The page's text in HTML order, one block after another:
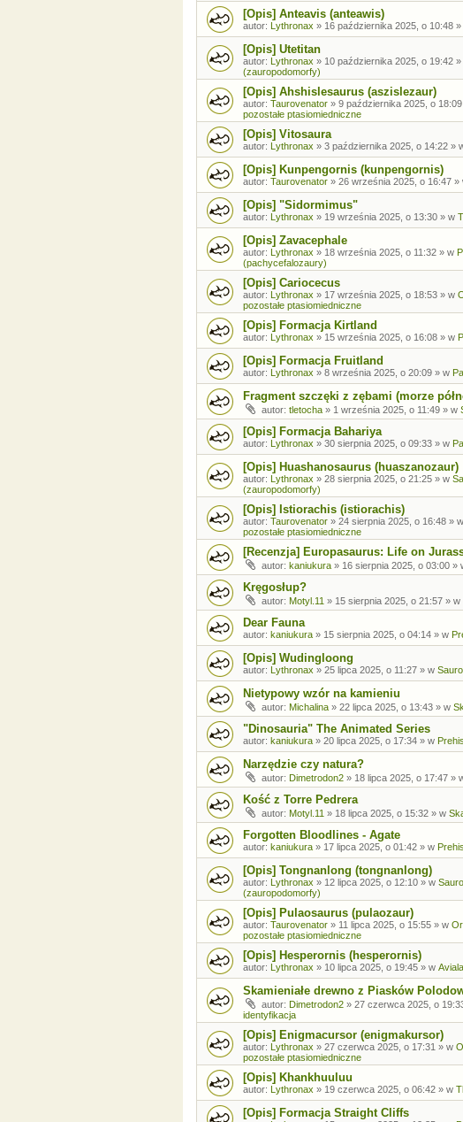
[Opis] Anteavis (anteawis)
autor: Lythronax » 16 października 2025, o 10:48 »
[Opis] Utetitan
autor: Lythronax » 10 października 2025, o 19:42 »
(zauropodomorfy)
[Opis] Ahshislesaurus (aszislezaur)
autor: Taurovenator » 9 października 2025, o 18:09
pozostałe ptasiomiedniczne
[Opis] Vitosaura
autor: Lythronax » 3 października 2025, o 14:22 »
[Opis] Kunpengornis (kunpengornis)
autor: Taurovenator » 26 września 2025, o 16:47 »
[Opis] "Sidormimus"
autor: Lythronax » 19 września 2025, o 13:30 » w
[Opis] Zavacephale
autor: Lythronax » 18 września 2025, o 11:32 » w
(pachycefalozaury)
[Opis] Cariocecus
autor: Lythronax » 17 września 2025, o 18:53 » w
pozostałe ptasiomiedniczne
[Opis] Formacja Kirtland
autor: Lythronax » 15 września 2025, o 16:08 » w
[Opis] Formacja Fruitland
autor: Lythronax » 8 września 2025, o 20:09 » w
Fragment szczęki z zębami (morze
autor: tletocha » 1 września 2025, o 11:49 » w
[Opis] Formacja Bahariya
autor: Lythronax » 30 sierpnia 2025, o 09:33 » w
[Opis] Huashanosaurus (huaszanozaur)
autor: Lythronax » 28 sierpnia 2025, o 21:25 » w
(zauropodomorfy)
[Opis] Istiorachis (istiorachis)
autor: Taurovenator » 24 sierpnia 2025, o 16:48 » w
pozostałe ptasiomiedniczne
[Recenzja] Europasaurus: Life on
autor: kaniukura » 16 sierpnia 2025, o 03:00 »
Kręgosłup?
autor: Motyl.11 » 15 sierpnia 2025, o 21:57 » w
Dear Fauna
autor: kaniukura » 15 sierpnia 2025, o 04:14 » w
[Opis] Wudingloong
autor: Lythronax » 25 lipca 2025, o 11:27 » w
Nietypowy wzór na kamieniu
autor: Michalina » 22 lipca 2025, o 13:43 » w
"Dinosauria" The Animated Series
autor: kaniukura » 20 lipca 2025, o 17:34 » w
Narzędzie czy natura?
autor: Dimetrodon2 » 18 lipca 2025, o 17:47 »
Kość z Torre Pedrera
autor: Motyl.11 » 18 lipca 2025, o 15:32 » w
Forgotten Bloodlines - Agate
autor: kaniukura » 17 lipca 2025, o 01:42 » w
[Opis] Tongnanlong (tongnanlong)
autor: Lythronax » 12 lipca 2025, o 12:10 » w
(zauropodomorfy)
[Opis] Pulaosaurus (pulaozaur)
autor: Taurovenator » 11 lipca 2025, o 15:55 » w
pozostałe ptasiomiedniczne
[Opis] Hesperornis (hesperornis)
autor: Lythronax » 10 lipca 2025, o 19:45 » w
Skamieniałe drewno z Piasków
autor: Dimetrodon2 » 27 czerwca 2025, o
identyfikacja
[Opis] Enigmacursor (enigmakursor)
autor: Lythronax » 27 czerwca 2025, o 17:31 » w
pozostałe ptasiomiedniczne
[Opis] Khankhuuluu
autor: Lythronax » 19 czerwca 2025, o 06:42 » w
[Opis] Formacja Straight Cliffs